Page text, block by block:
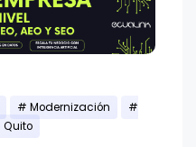
Modernización
Quito